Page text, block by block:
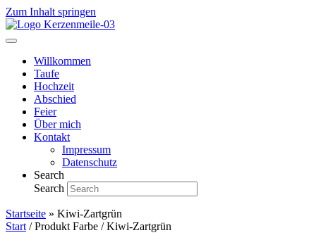
Zum Inhalt springen
Willkommen
Taufe
Hochzeit
Abschied
Feier
Über mich
Kontakt
Impressum
Datenschutz
Search
Search
Startseite » Kiwi-Zartgrün
Start / Produkt Farbe / Kiwi-Zartgrün